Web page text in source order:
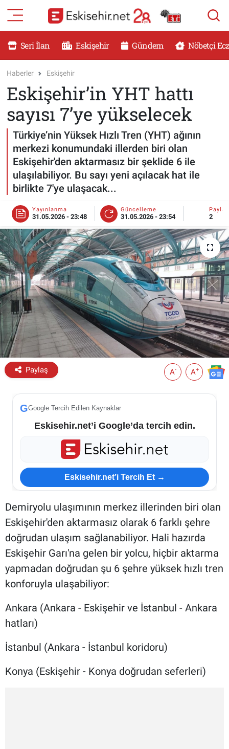
Seri İlan Eskişehir Gündem Nöbetçi
Haberler Eskişehir
Eskişehir’in YHT hattı
sayısı 7’ye yükselecek
Türkiye’nin Yüksek Hızlı Tren (YHT) ağının
merkezi konumundaki illerden biri olan
Eskişehir'den aktarmasız bir şeklide 6 ile
ulaşılabiliyor. Bu sayı yeni açılacak hat ile
birlikte 7'ye ulaşacak...
Yayınlanma
31.05.2026 - 23:48
Güncelleme
31.05.2026 - 23:54 2
Paylaş A- A+
GGoogle Tercih Edilen Kaynaklar
Eskisehir.net’i Google’da tercih edin.
Eskisehir.net’i Tercih Et →
Demiryolu ulaşımının merkez illerinden biri olan
Eskişehir'den aktarmasız olarak 6 farklı şehre
doğrudan ulaşım sağlanabiliyor. Hali hazırda
Eskişehir Garı'na gelen bir yolcu, hiçbir aktarma
yapmadan doğrudan şu 6 şehre yüksek hızlı tren
konforuyla ulaşabiliyor:
Ankara (Ankara - Eskişehir ve İstanbul - Ankara
hatları)
İstanbul (Ankara - İstanbul koridoru)
Konya (Eskişehir - Konya doğrudan seferleri)
RESMİ İLANLAR
DÜNYA
SAĞLIK
MAGAZİN
KADIN
TEKNOLOJİ
YEMEK
ESKİŞEHİR NÖBETÇİ ECZANELER
Eskişehir Haber İçerikleri
Eskişehir Hava Durumu
Eskişehir Tramvay Saatleri
Eskişehir Otobüs Saatleri
Eskişehir Nöbetçi Eczaneler
Eskişehir Namaz Vakitleri
Eskişehir Trafik Yoğunluk Haritası
Süper Lig Puan Durumu ve Fikstür
Tüm Manşetler
Son Dakika Haberleri
Haber Arşivi